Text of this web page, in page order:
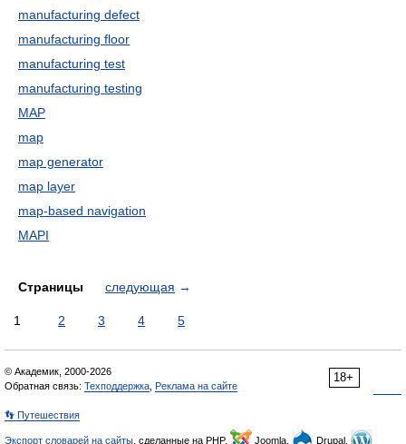
manufacturing defect
manufacturing floor
manufacturing test
manufacturing testing
MAP
map
map generator
map layer
map-based navigation
MAPI
Страницы следующая →
1 2 3 4 5
18+
© Академик, 2000-2026
Обратная связь: Техподдержка Реклама на сайте
👣 Путешествия
Экспорт словарей на сайты , сделанные на PHP, Joomla,
Drupal,